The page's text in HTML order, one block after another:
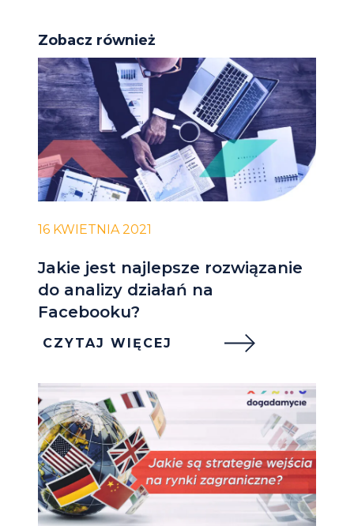
Zobacz również
16 KWIETNIA 2021
Jakie jest najlepsze rozwiązanie
do analizy działań na
Facebooku?
CZYTAJ WIĘCEJ